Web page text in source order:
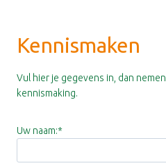
Kennismaken
Vul hier je gegevens in, dan
kennismaking.
Uw naam:*